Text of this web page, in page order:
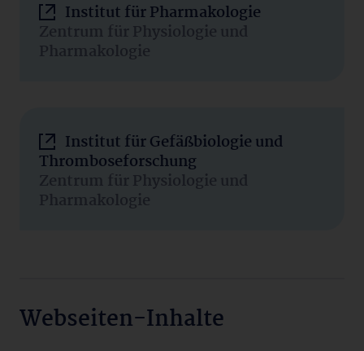
Institut für Pharmakologie
Zentrum für Physiologie und
Pharmakologie
Institut für Gefäßbiologie und
Thromboseforschung
Zentrum für Physiologie und
Pharmakologie
Webseiten-Inhalte